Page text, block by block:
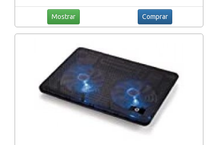
Mostrar Comprar